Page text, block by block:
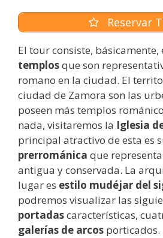
Reservar
El tour consiste, básicamente,
templosque son
romano en la ciudad. El
ciudad de Zamora son las
poseen más templos
nada, visitaremos la Iglesia
principal atractivo de esta es
prerrománica que
antigua y conservada. La
lugar es estilo mudéjar del
podremos visualizar las
portadascaracterísticas,
galerías de arcos porticados.